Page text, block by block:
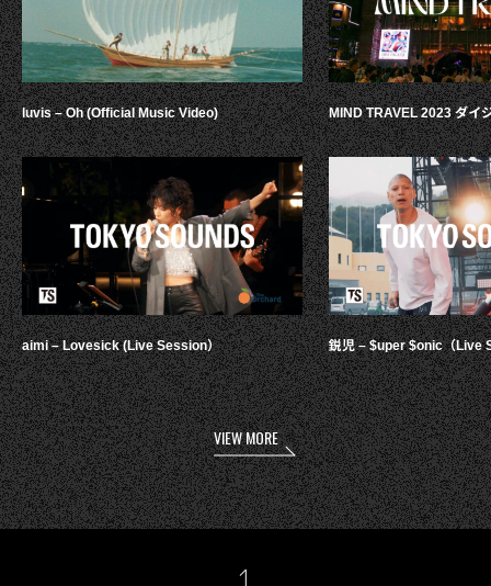
luvis – Oh (Official Music Video)
aimi – Lovesick (Live Session）
MIND TRAVEL 2023 ダイ
鋭児 – $uper $onic（Live
VIEW MORE